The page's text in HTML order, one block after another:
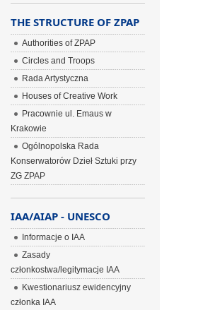
THE STRUCTURE OF ZPAP
Authorities of ZPAP
Circles and Troops
Rada Artystyczna
Houses of Creative Work
Pracownie ul. Emaus w
Krakowie
Ogólnopolska Rada
Konserwatorów Dzieł Sztuki przy
ZG ZPAP
IAA/AIAP - UNESCO
Informacje o IAA
Zasady
członkostwa/legitymacje IAA
Kwestionariusz ewidencyjny
członka IAA